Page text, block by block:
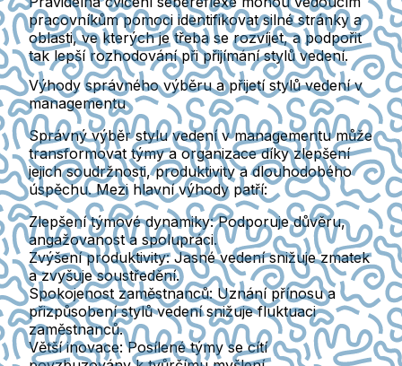
pracovníkům pomoci identifikovat silné stránky a
oblasti, ve kterých je třeba se rozvíjet, a podpořit
tak lepší rozhodování při přijímání stylů vedení.
Výhody správného výběru a přijetí stylů vedení v
managementu
Správný výběr stylu vedení v managementu může
transformovat týmy a organizace díky zlepšení
jejich soudržnosti, produktivity a dlouhodobého
úspěchu. Mezi hlavní výhody patří:
Zlepšení týmové dynamiky: Podporuje důvěru,
angažovanost a spolupráci.
Zvýšení produktivity: Jasné vedení snižuje zmatek
a zvyšuje soustředění.
Spokojenost zaměstnanců: Uznání přínosu a
přizpůsobení stylů vedení snižuje fluktuaci
zaměstnanců.
Větší inovace: Posílené týmy se cítí